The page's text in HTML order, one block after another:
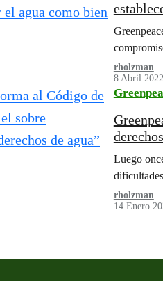
rholzman
8 Abril 2022
Luego
rholzman
14 Enero